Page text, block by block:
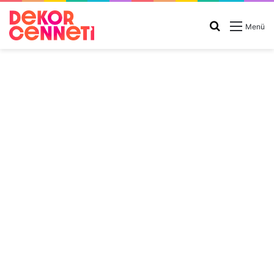
Menü
Arama